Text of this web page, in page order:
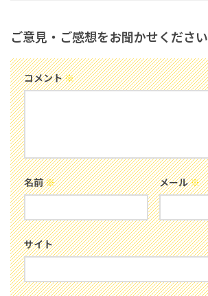
ご意見・ご感想をお聞かせください
コメント※
名前※ メール※
サイト